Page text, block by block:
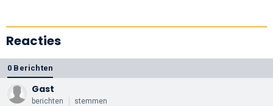
Reacties
0 Berichten
Gast
berichten stemmen